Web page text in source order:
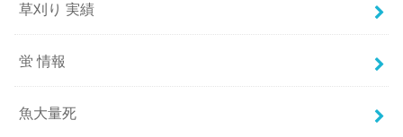
草刈り 実績
蛍 情報
魚大量死